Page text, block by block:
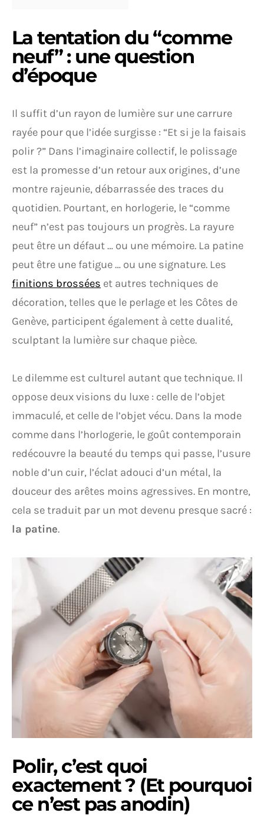
La tentation du “comme
neuf” : une question
d’époque
Il suffit d’un rayon de lumière sur une carrure
rayée pour que l’idée surgisse : “Et si je la faisais
polir ?” Dans l’imaginaire collectif, le polissage
est la promesse d’un retour aux origines, d’une
montre rajeunie, débarrassée des traces du
quotidien. Pourtant, en horlogerie, le “comme
neuf” n’est pas toujours un progrès. La rayure
peut être un défaut … ou une mémoire. La patine
peut être une fatigue … ou une signature. Les
finitions brossées et autres techniques de
décoration, telles que le perlage et les Côtes de
Genève, participent également à cette dualité,
sculptant la lumière sur chaque pièce.
Le dilemme est culturel autant que technique. Il
oppose deux visions du luxe : celle de l’objet
immaculé, et celle de l’objet vécu. Dans la mode
comme dans l’horlogerie, le goût contemporain
redécouvre la beauté du temps qui passe, l’usure
noble d’un cuir, l’éclat adouci d’un métal, la
douceur des arêtes moins agressives. En montre,
cela se traduit par un mot devenu presque sacré :
la patine.
Polir, c’est quoi
exactement ? (Et pourquoi
ce n’est pas anodin)